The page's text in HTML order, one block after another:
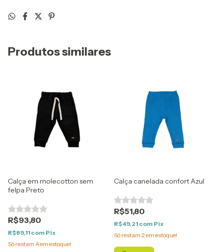
Produtos similares
Calça em molecotton sem
felpa Preto
R$93,80
R$89,11 com Pix
Só restam 4em estoque!
Calça canelada confort Azul
R$51,80
R$49,21 com Pix
Só restam 2em estoque!